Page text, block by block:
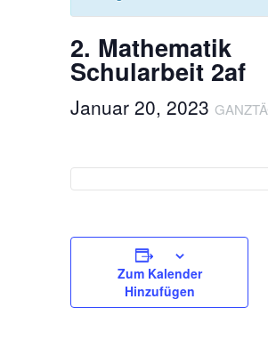
2. Mathematik
Schularbeit 2af
Januar 20, 2023
Zum Kalender
Hinzufügen